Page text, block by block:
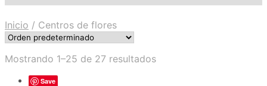
Inicio / Centros de flores
Mostrando 1–25 de 27 resultados
Save